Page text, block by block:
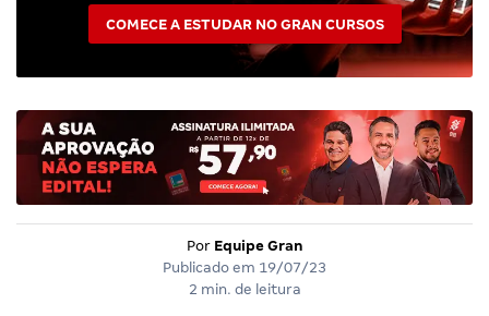
COMECE A ESTUDAR NO GRAN CURSOS
Por Equipe Gran
Publicado em 19/07/23
2 min. de leitura